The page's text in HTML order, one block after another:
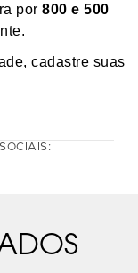
por800 e 500
cadastre suas